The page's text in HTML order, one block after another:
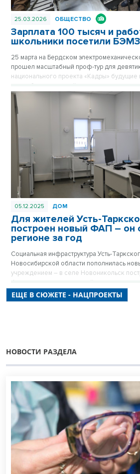
25.03.2026 ОБЩЕСТВО
Зарплата 100 тысяч и
школьники посетили БЭМЗ
25 марта на Бердском
прошел масштабный проф-тур для
национального проекта «Кадры» будущие
как работает крупнейшее
региона, обеспечивающее в том числе
высокоточными приборами уже 67 лет.
05.12.2025 ДОМ
Для жителей Усть-
построен новый ФАП – он
регионе за год
Социальная инфраструктура Усть-
Новосибирской области пополнилась
учреждением – в селе Новоникольск
фельдшерско-акушерский пункт,
в смену.
ЕЩЕ В СЮЖЕТЕ - НАЦПРОЕКТЫ
НОВОСТИ РАЗДЕЛА